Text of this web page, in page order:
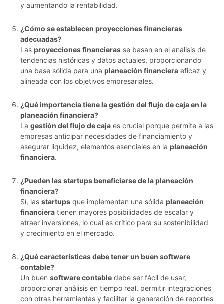
y aumentando la rentabilidad.
¿Cómo se establecen proyecciones financieras
adecuadas?
Las proyecciones financieras se basan en el análisis de
tendencias históricas y datos actuales, proporcionando
una base sólida para una planeación financiera eficaz y
alineada con los objetivos empresariales.
¿Qué importancia tiene la gestión del flujo de caja en la
planeación financiera?
La gestión del flujo de caja es crucial porque permite a las
empresas anticipar necesidades de financiamiento y
asegurar liquidez, elementos esenciales en la planeación
financiera.
¿Pueden las startups beneficiarse de la planeación
financiera?
Sí, las startups que implementan una sólida planeación
financiera tienen mayores posibilidades de escalar y
atraer inversiones, lo cual es crítico para su sostenibilidad
y crecimiento en el mercado.
¿Qué características debe tener un buen software
contable?
Un buen software contable debe ser fácil de usar,
proporcionar análisis en tiempo real, permitir integraciones
con otras herramientas y facilitar la generación de reportes